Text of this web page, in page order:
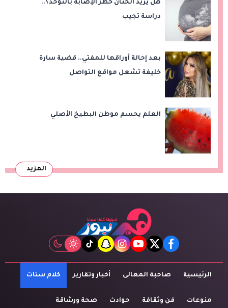
هل يزيد الختان خطر الإصابة بالتوحد؟..
دراسة تجيب
بعد إحالة أوراقها للمفتي.. قضية سارة
خليفة تشعل مواقع التواصل
العلم يحسم موطن البطيخ الأصلي
المزيد
facebook
twitter
youtube
instagram
snapchat
tiktok
الرئيسية صاحبة المعالى أخبار وتقارير كلام ستات
منوعات فن وثقافة حوادث صحة ورشاقة